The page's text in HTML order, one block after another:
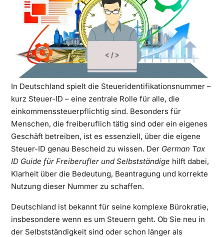
In Deutschland spielt die Steueridentifikationsnummer –
kurz Steuer-ID – eine zentrale Rolle für alle, die
einkommenssteuerpflichtig sind. Besonders für
Menschen, die freiberuflich tätig sind oder ein eigenes
Geschäft betreiben, ist es essenziell, über die eigene
Steuer-ID genau Bescheid zu wissen. Der German Tax
ID Guide für Freiberufler und Selbstständige hilft dabei,
Klarheit über die Bedeutung, Beantragung und korrekte
Nutzung dieser Nummer zu schaffen.
Deutschland ist bekannt für seine komplexe Bürokratie,
insbesondere wenn es um Steuern geht. Ob Sie neu in
der Selbstständigkeit sind oder schon länger als